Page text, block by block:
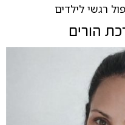
רגשי לילדים
הורים